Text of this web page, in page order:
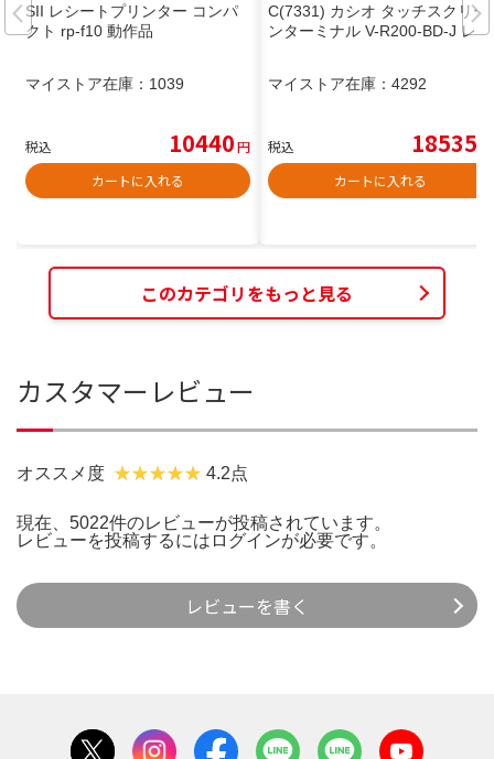
SII レシートプリンター コンパ
クト rp-f10 動作品
マイストア在庫： 1039
税込 10440円
カートに入れる
C(7331) カシオ タッチスクリー
ンターミナル V-R200-BD-J レジ
マイストア在庫： 4292
税込 18535
カートに入れる
このカテゴリをもっと見る
カスタマーレビュー
オススメ度 4.2点
現在、5022件のレビューが投稿されています。
レビューを投稿するには ログインが必要です。
レビューを書く